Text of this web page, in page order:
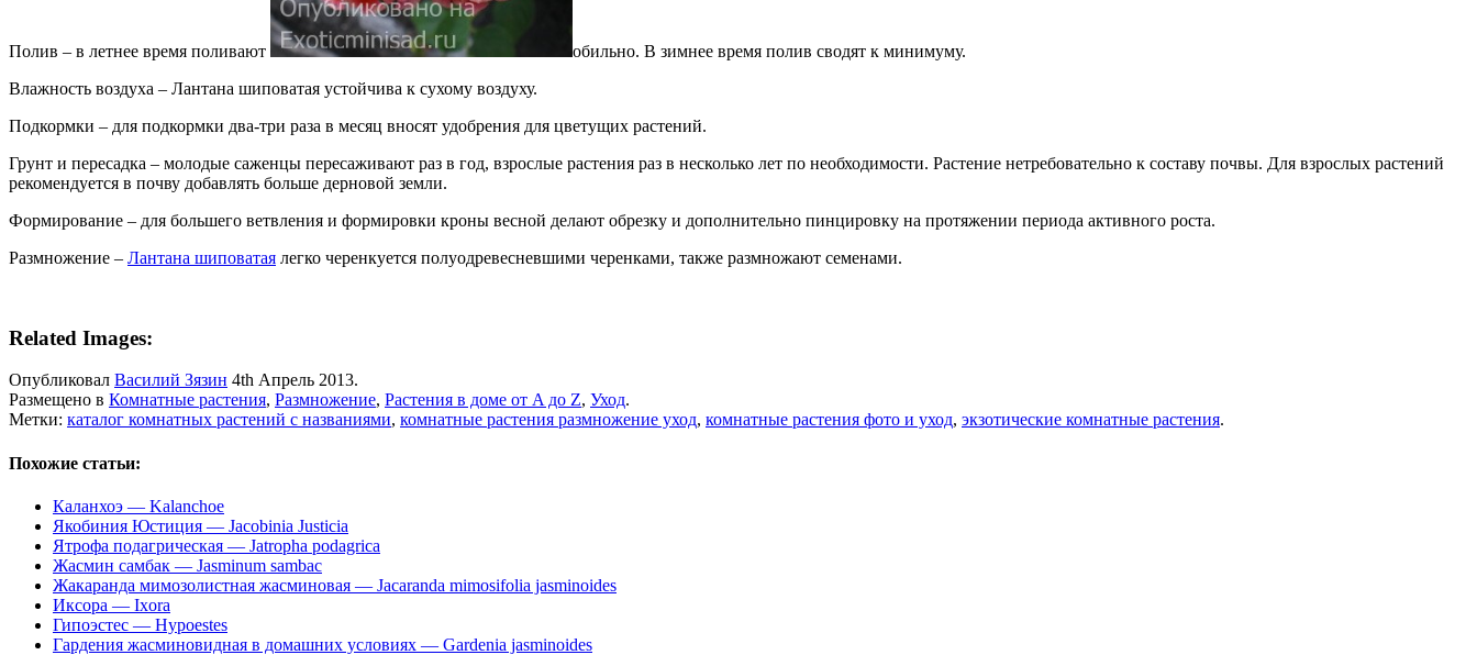
Полив – в летнее время поливают
обильно. В зимнее время полив сводят к минимуму.
Влажность воздуха – Лантана шиповатая устойчива к сухому воздуху.
Подкормки – для подкормки два-три раза в месяц вносят удобрения для цветущих растений.
Грунт и пересадка – молодые саженцы пересаживают раз в год, взрослые растения раз в несколько лет по необходимости. Растение нетребовательно к составу почвы. Для взрослых растений
рекомендуется в почву добавлять больше дерновой земли.
Формирование – для большего ветвления и формировки кроны весной делают обрезку и дополнительно пинцировку на протяжении периода активного роста.
Размножение – Лантана шиповатая легко черенкуется полуодревесневшими черенками, также размножают семенами.
Related Images:
Опубликовал Василий Зязин 4th Апрель 2013.
Размещено в Комнатные растения, Размножение, Растения в доме от A до Z, Уход.
Метки: каталог комнатных растений с названиями, комнатные растения размножение уход, комнатные растения фото и уход, экзотические комнатные растения.
Похожие статьи:
Каланхоэ — Kalanchoe
Якобиния Юстиция — Jacobinia Justicia
Ятрофа подагрическая — Jatropha podagrica
Жасмин самбак — Jasminum sambac
Жакаранда мимозолистная жасминовая — Jacaranda mimosifolia jasminoides
Иксора — Ixora
Гипоэстес — Hypoestes
Гардения жасминовидная в домашних условиях — Gardenia jasminoides